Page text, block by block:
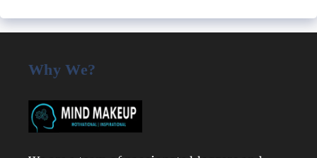
Why We?